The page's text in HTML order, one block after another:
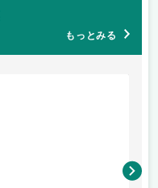
もっとみる
菅